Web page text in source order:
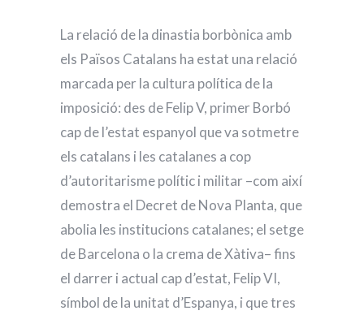
La relació de la dinastia borbònica amb
els Països Catalans ha estat una relació
marcada per la cultura política de la
imposició: des de Felip V, primer Borbó
cap de l’estat espanyol que va sotmetre
els catalans i les catalanes a cop
d’autoritarisme polític i militar –com així
demostra el Decret de Nova Planta, que
abolia les institucions catalanes; el setge
de Barcelona o la crema de Xàtiva– fins
el darrer i actual cap d’estat, Felip VI,
símbol de la unitat d’Espanya, i que tres